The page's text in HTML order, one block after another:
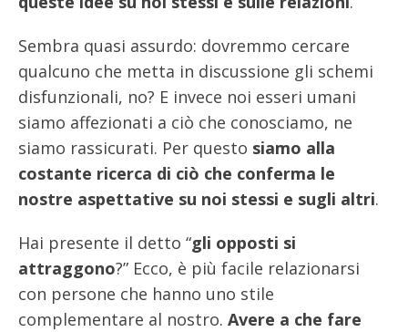
Sembra quasi assurdo: dovremmo cercare
qualcuno che metta in discussione gli schemi
disfunzionali, no? E invece noi esseri umani
siamo affezionati a ciò che conosciamo, ne
siamo rassicurati. Per questo siamo alla
costante ricerca di ciò che conferma le
nostre aspettative su noi stessi e sugli altri.
Hai presente il detto “gli opposti si
attraggono?” Ecco, è più facile relazionarsi
con persone che hanno uno stile
complementare al nostro. Avere a che fare